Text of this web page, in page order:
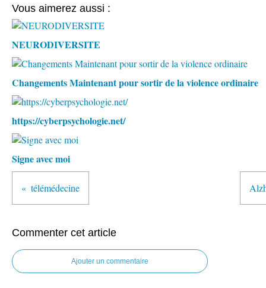
Vous aimerez aussi :
NEURODIVERSITE
Changements Maintenant pour sortir de la violence ordinaire
https://cyberpsychologie.net/
Signe avec moi
télémédecine
Commenter cet article
Ajouter un commentaire